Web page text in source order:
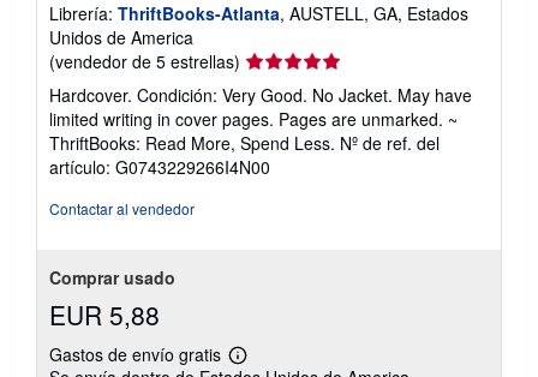
Librería: ThriftBooks-Atlanta, AUSTELL, GA, Estados
Unidos de America
(vendedor de 5 estrellas) Calificación
del
vendedor:
5
de
5
Hardcover. Condición: Very Good. No Jacket. May have
limited writing in cover pages. Pages are unmarked. ~
ThriftBooks: Read More, Spend Less. Nº de ref. del
artículo: G0743229266I4N00
Contactar al vendedor
Comprar usado
EUR 5,88
Gastos de envío gratis
Más